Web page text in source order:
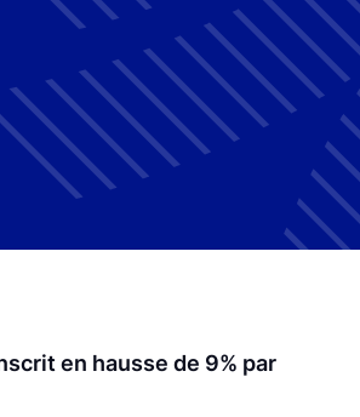
en hausse de 9% par